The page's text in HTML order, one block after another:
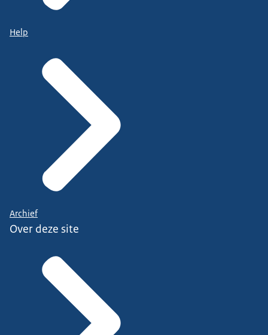
Help
Archief
Over deze site